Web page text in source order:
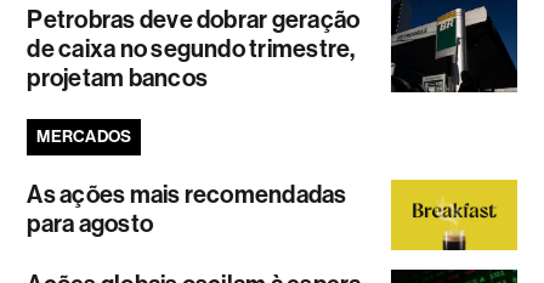
Petrobras deve dobrar geração
de caixa no segundo trimestre,
projetam bancos
MERCADOS
As ações mais recomendadas
para agosto